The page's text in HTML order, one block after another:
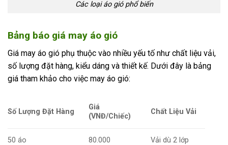
Các loại áo gió phổ biến
Bảng báo giá may áo gió
Giá may áo gió phụ thuộc vào nhiều yếu tố như chất liệu vải,
số lượng đặt hàng, kiểu dáng và thiết kế. Dưới đây là bảng
giá tham khảo cho việc may áo gió:
Số Lượng Đặt Hàng
Giá
(VNĐ/Chiếc)
Chất Liệu Vải
50 áo 80.000 Vải dù 2 lớp